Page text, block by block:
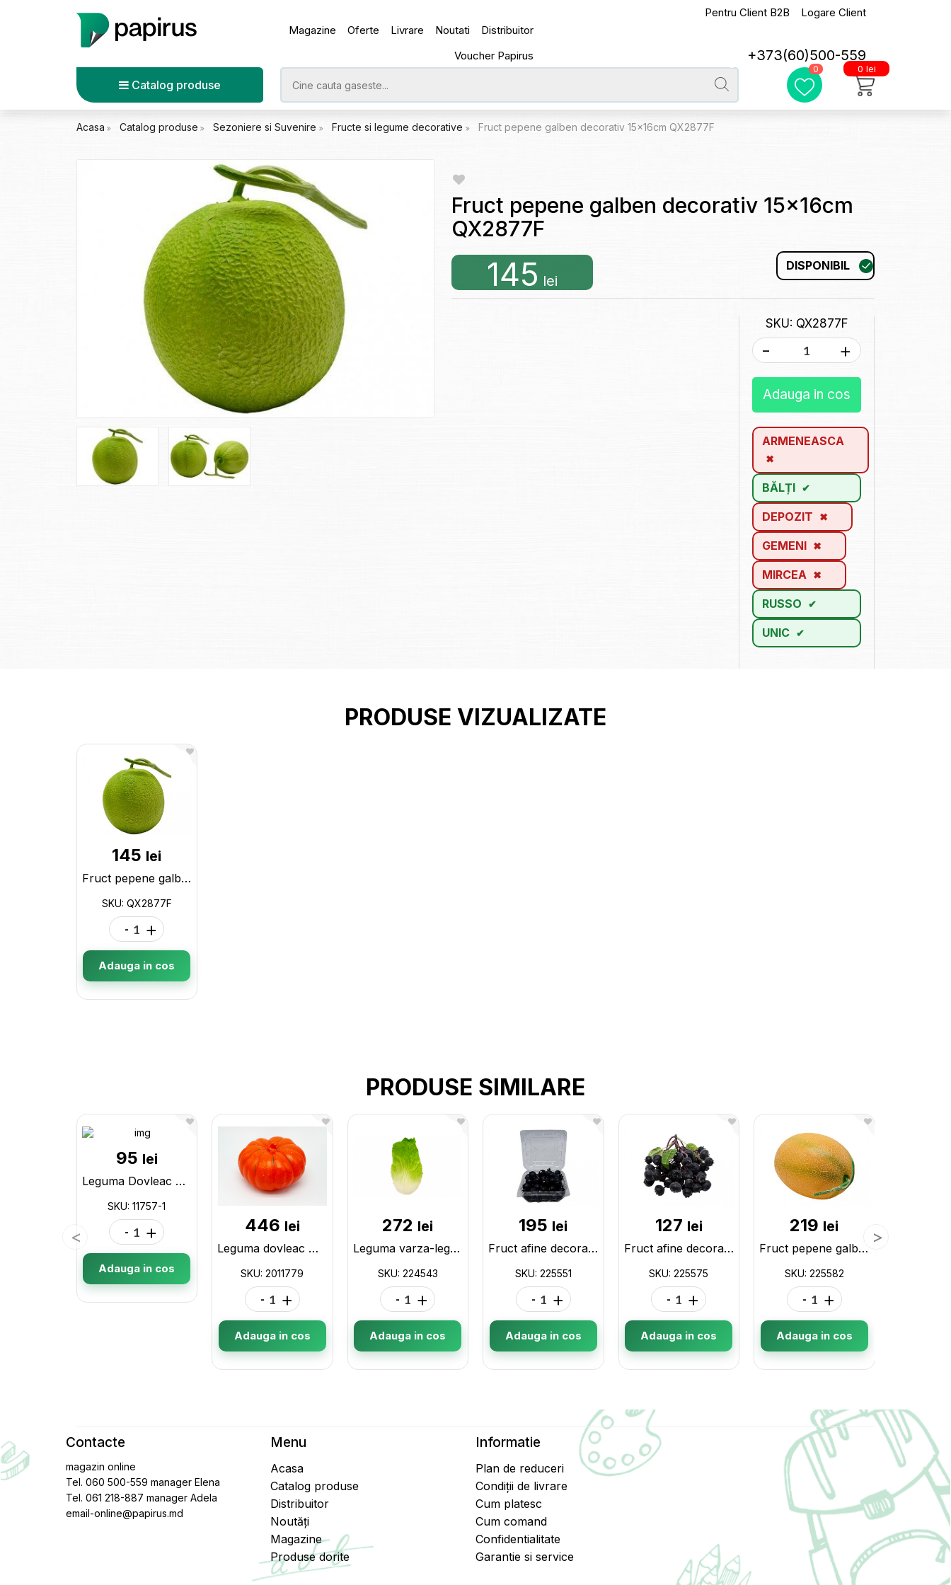
Magazine Oferte Livrare Noutati
Distribuitor
Voucher Papirus
Pentru Client B2B Logare Client
+373(60)500-559
Catalog produse
0 0 lei
Acasa Catalog produse Sezoniere si Suvenire Fructe si legume decorative Fruct pepene galben decorativ 15x16cm QX2877F
Fruct pepene galben decorativ 15x16cm
QX2877F
145 lei
DISPONIBIL
SKU: QX2877F
- +
Adauga in cos
ARMENEASCA
BĂLȚI
DEPOZIT
GEMENI
MIRCEA
RUSSO
UNIC
PRODUSE VIZUALIZATE
145 lei
Fruct pepene galben decorativ 15x16cm QX2877F
SKU: QX2877F
- +
Adauga in cos
PRODUSE SIMILARE
95 lei
Leguma Dovleac Crosetat Mare 11757-1
SKU: 11757-1
- +
Adauga in cos
446 lei
Leguma dovleac M 2011779
SKU: 2011779
- +
Adauga in cos
272 lei
Leguma varza-leguma 224543
SKU: 224543
- +
Adauga in cos
195 lei
Fruct afine decorative in caserola 225551
SKU: 225551
- +
Adauga in cos
127 lei
Fruct afine decorative pe crenguta 225575
SKU: 225575
- +
Adauga in cos
219 lei
Fruct pepene galben mare decorativ 25x16cm 225582
SKU: 225582
- +
Adauga in cos
Contacte
magazin online
Tel. 060 500-559 manager Elena
Tel. 061 218-887 manager Adela
email-online@papirus.md
Menu
Acasa
Catalog produse
Distribuitor
Noutăți
Magazine
Produse dorite
Informatie
Plan de reduceri
Condiții de livrare
Cum platesc
Cum comand
Confidentialitate
Garantie si service